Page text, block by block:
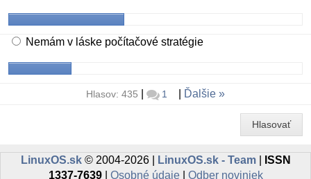
Nemám v láske počítačové stratégie
Hlasov: 435 1 Ďalšie
Hlasovať
LinuxOS.sk© 2004-2026 | LinuxOS.sk - Team|
ISSN
1337-7639| Osobné údaje| Odber noviniek